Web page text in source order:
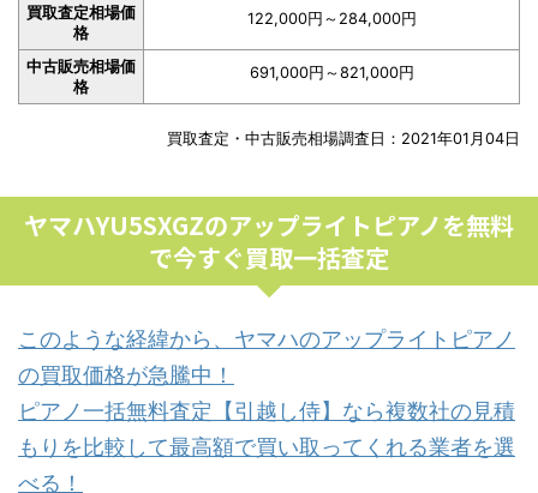
買取査定相場価
格
122,000円～284,000円
中古販売相場価
格
691,000円～821,000円
買取査定・中古販売相場調査日：2021年01月04日
ヤマハYU5SXGZのアップライトピアノを無料
で今すぐ買取一括査定
このような経緯から、ヤマハのアップライトピアノ
の買取価格が急騰中！
ピアノ一括無料査定【引越し侍】なら複数社の見積
もりを比較して最高額で買い取ってくれる業者を選
べる！